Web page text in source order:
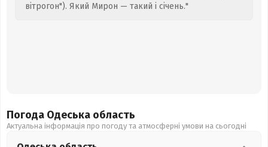
вітрогон"). Який Мирон — такий і січень."
Погода Одеська область
Актуальна інформація про погоду та атмосферні умови на сьогодні